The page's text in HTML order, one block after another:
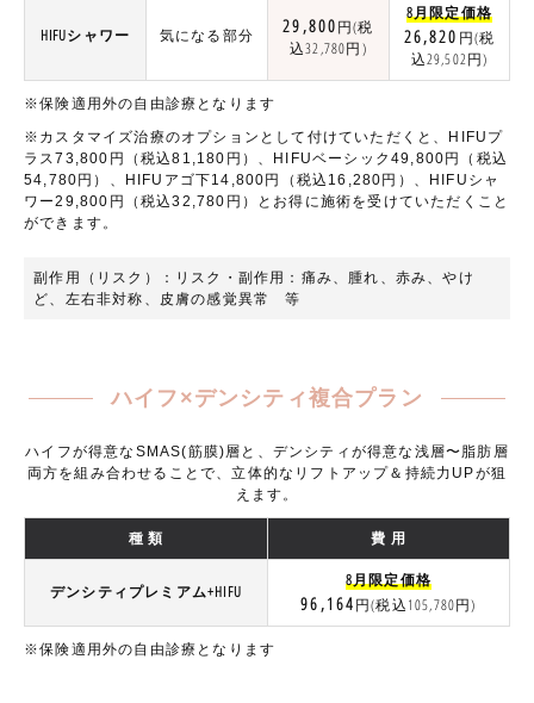
HIFUシャワー 気になる部分 29,800円(税
込32,780円)
8月限定価格
26,820 円(税
込29,502円)
※保険適用外の自由診療となります
※カスタマイズ治療のオプションとして付けていただくと、HIFUプ
ラス73,800円（税込81,180円）、HIFUベーシック49,800円（税込
54,780円）、HIFUアゴ下14,800円（税込16,280円）、HIFUシャ
ワー29,800円（税込32,780円）とお得に施術を受けていただくこと
ができます。
副作用（リスク）：リスク・副作用：痛み、腫れ、⾚み、やけ
ど、左右非対称、皮膚の感覚異常 等
ハイフ×デンシティ複合プラン
ハイフが得意なSMAS(筋膜)層と、デンシティが得意な浅層〜脂肪層
両方を組み合わせることで、立体的なリフトアップ＆持続力UPが狙
えます。
種 類 費 用
デンシティプレミアム+HIFU
8月限定価格
96,164円(税込105,780円)
※保険適用外の自由診療となります